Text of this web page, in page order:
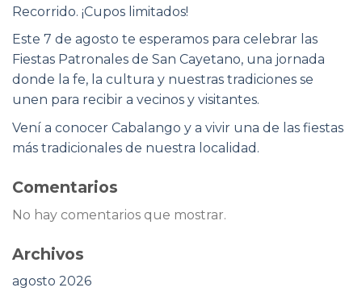
Recorrido. ¡Cupos limitados!
Este 7 de agosto te esperamos para celebrar las
Fiestas Patronales de San Cayetano, una jornada
donde la fe, la cultura y nuestras tradiciones se
unen para recibir a vecinos y visitantes.
Vení a conocer Cabalango y a vivir una de las fiestas
más tradicionales de nuestra localidad.
Comentarios
No hay comentarios que mostrar.
Archivos
agosto 2026